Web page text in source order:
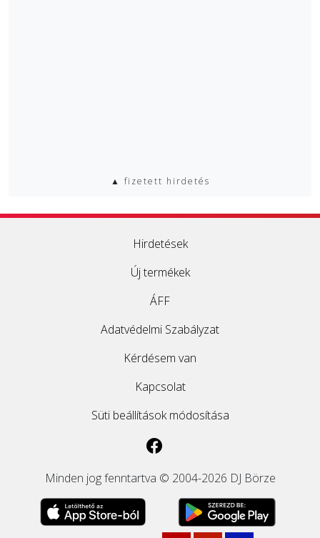
▲ fizetett hirdetés
Hirdetések
Új termékek
ÁFF
Adatvédelmi Szabályzat
Kérdésem van
Kapcsolat
Süti beállítások módosítása
Minden jog fenntartva © 2004-2026 DJ Börze